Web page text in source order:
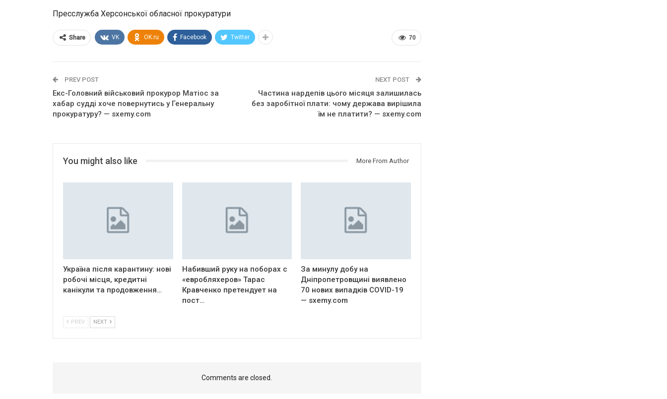
Пресслужба Херсонської обласної прокуратури
70
Share VK OK.ru Facebook Twitter
PREV POST
Екс-Головний військовий прокурор Матіос за
хабар судді хоче повернутись у Генеральну
прокуратуру? — sxemy.com
NEXT POST
Частина нардепів цього місяця залишилась
без заробітної плати: чому держава вирішила
їм не платити? — sxemy.com
You might also like More From Author
Україна після карантину: нові
робочі місця, кредитні
канікули та продовження…
Набивший руку на поборах с
«евробляхеров» Тарас
Кравченко претендует на
пост…
За минулу добу на
Дніпропетровщині виявлено
70 нових випадків COVID-19
— sxemy.com
PREV NEXT
Comments are closed.